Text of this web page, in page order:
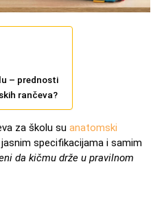
– prednosti
rančeva?
za školu su anatomski
specifikacijama i samim
da kičmu drže u pravilnom